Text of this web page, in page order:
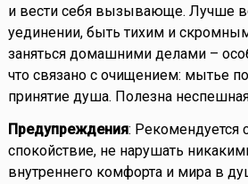
и вести себя вызывающе. Лучше
уединении, быть тихим и
заняться домашними делами –
что связано с очищением: мытье
принятие душа. Полезна
Предупреждения: Рекомендуется
спокойствие, не нарушать
внутреннего комфорта и мира в